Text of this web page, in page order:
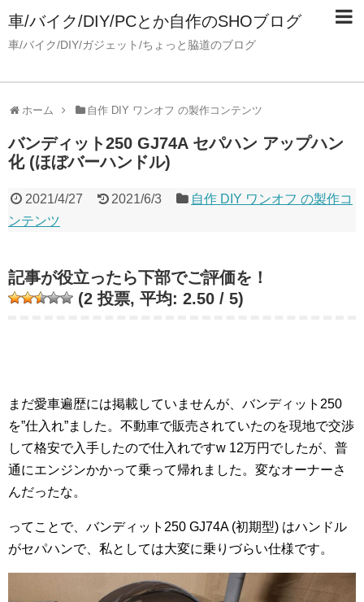
車/バイク/DIY/PCとか自作のSHOブログ
車/バイク/DIY/ガジェット/ちょっと脇道のブログ
ホーム 自作 DIY ワンオフ の製作コンテンツ
バンディット250 GJ74A セパハン アップハン
化 (ほぼバーハンドル)
2021/4/27 2021/6/3
自作 DIY ワンオフ の製作コ
ンテンツ
記事が役立ったら下部でご評価を！
(2 投票, 平均: 2.50 / 5)
まだ愛車遍歴には掲載していませんが、バンディット250
を”仕入れ”ました。不動車で販売されていたのを現地で交渉
して格安で入手したので仕入れですw 12万円でしたが、普
通にエンジンかかって乗って帰れました。変なオーナーさ
んだったな。
ってことで、バンディット250 GJ74A (初期型) はハンドル
がセパハンで、私としては大変に乗りづらい仕様です。